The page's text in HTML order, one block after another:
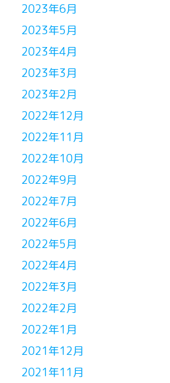
2023年6月
2023年5月
2023年4月
2023年3月
2023年2月
2022年12月
2022年11月
2022年10月
2022年9月
2022年7月
2022年6月
2022年5月
2022年4月
2022年3月
2022年2月
2022年1月
2021年12月
2021年11月